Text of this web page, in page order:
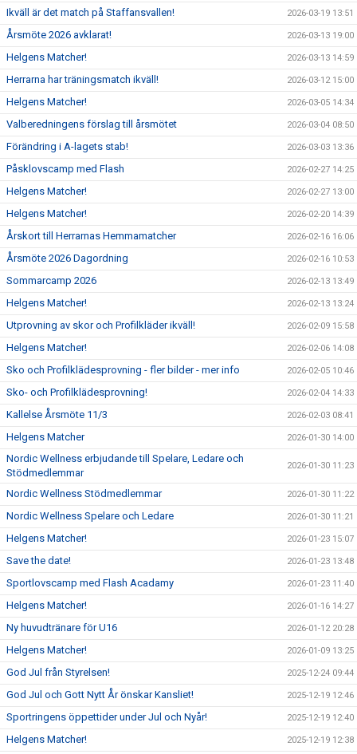
Ikväll är det match på Staffansvallen! 2026-03-19 13:51
Årsmöte 2026 avklarat! 2026-03-13 19:00
Helgens Matcher! 2026-03-13 14:59
Herrarna har träningsmatch ikväll! 2026-03-12 15:00
Helgens Matcher! 2026-03-05 14:34
Valberedningens förslag till årsmötet 2026-03-04 08:50
Förändring i A-lagets stab! 2026-03-03 13:36
Påsklovscamp med Flash 2026-02-27 14:25
Helgens Matcher! 2026-02-27 13:00
Helgens Matcher! 2026-02-20 14:39
Årskort till Herrarnas Hemmamatcher 2026-02-16 16:06
Årsmöte 2026 Dagordning 2026-02-16 10:53
Sommarcamp 2026 2026-02-13 13:49
Helgens Matcher! 2026-02-13 13:24
Utprovning av skor och Profilkläder ikväll! 2026-02-09 15:58
Helgens Matcher! 2026-02-06 14:08
Sko och Profilklädesprovning - fler bilder - mer info 2026-02-05 10:46
Sko- och Profilklädesprovning! 2026-02-04 14:33
Kallelse Årsmöte 11/3 2026-02-03 08:41
Helgens Matcher 2026-01-30 14:00
Nordic Wellness erbjudande till Spelare, Ledare och
Stödmedlemmar
2026-01-30 11:23
Nordic Wellness Stödmedlemmar 2026-01-30 11:22
Nordic Wellness Spelare och Ledare 2026-01-30 11:21
Helgens Matcher! 2026-01-23 15:07
Save the date! 2026-01-23 13:48
Sportlovscamp med Flash Acadamy 2026-01-23 11:40
Helgens Matcher! 2026-01-16 14:27
Ny huvudtränare för U16 2026-01-12 20:28
Helgens Matcher! 2026-01-09 13:25
God Jul från Styrelsen! 2025-12-24 09:44
God Jul och Gott Nytt År önskar Kansliet! 2025-12-19 12:46
Sportringens öppettider under Jul och Nyår! 2025-12-19 12:40
Helgens Matcher! 2025-12-19 12:38